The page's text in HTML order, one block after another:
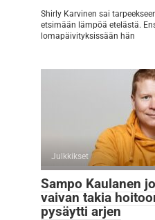
Shirly Karvinen sai
etsimään lämpöä etelästä.
lomapäivityksissään hän
Julkkikset
Sampo Kaulanen
vaivan takia
pysäytti arjen